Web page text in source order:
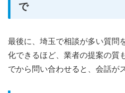
で
最後に、埼玉で相談が多い質問
化できるほど、業者の提案の質
でから問い合わせると、会話が